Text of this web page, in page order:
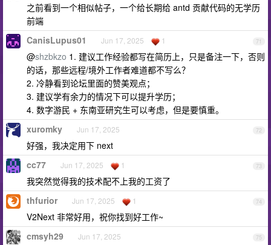
之前看到一个相似帖子，一个给长期给 antd 贡献代码的无学历
前端
71
CanisLupus01 Jun 17, 2025 1
@shzbkzo 1. 建议工作经验都写在简历上，只是备注一下，否则
的话，那些远程/境外工作者难道都不写么？
2. 冷静看到论坛里面的赞美观点；
3. 建议学有余力的情况下可以提升学历；
4. 数字游民 + 东南亚研究生可以考虑，但是要慎重。
72
xuromky Jun 17, 2025
好强，我决定用下 next
73
cc77 Jun 17, 2025 1
我突然觉得我的技术配不上我的工资了
74
thfurior Jun 17, 2025 1
V2Next 非常好用，祝你找到好工作~
75
cmsyh29 Jun 17, 2025